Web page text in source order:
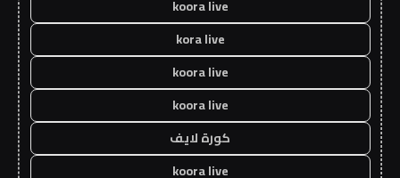
koora live
kora live
koora live
koora live
كورة لايف
koora live